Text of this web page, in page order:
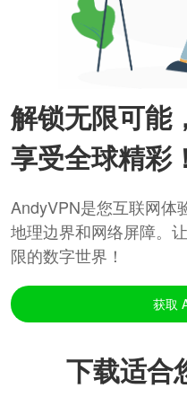
解锁无限可能，
享受全球精彩！
AndyVPN是您互联网体
地理边界和网络屏障。
限的数字世界！
获取
下载适合